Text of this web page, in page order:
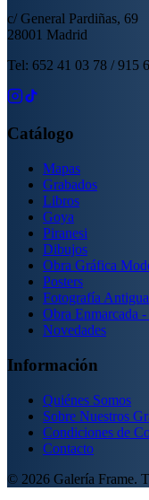
c/ General Pardiñas, 69
28001 Madrid
Tel: 652 41 03 78 / 915
Catálogo
Mapas
Grabados
Libros
Goya
Piranesi
Dibujos
Obra Gráfica
Posters
Fotografía Antigua
Obra Enmarcada
Novedades
Información
Quiénes Somos
Sobre Nuestros
Condiciones de
Contacto
© 2026 Galería Frame.